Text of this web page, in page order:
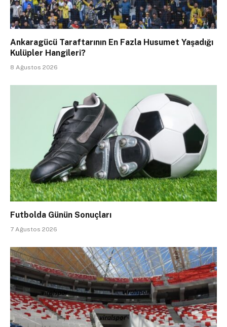
Ankaragücü Taraftarının En Fazla Husumet Yaşadığı
Kulüpler Hangileri?
8 Ağustos 2026
Futbolda Günün Sonuçları
7 Ağustos 2026